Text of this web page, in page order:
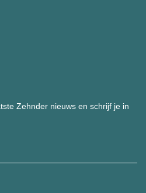
Zehnder nieuws en schrijf je in